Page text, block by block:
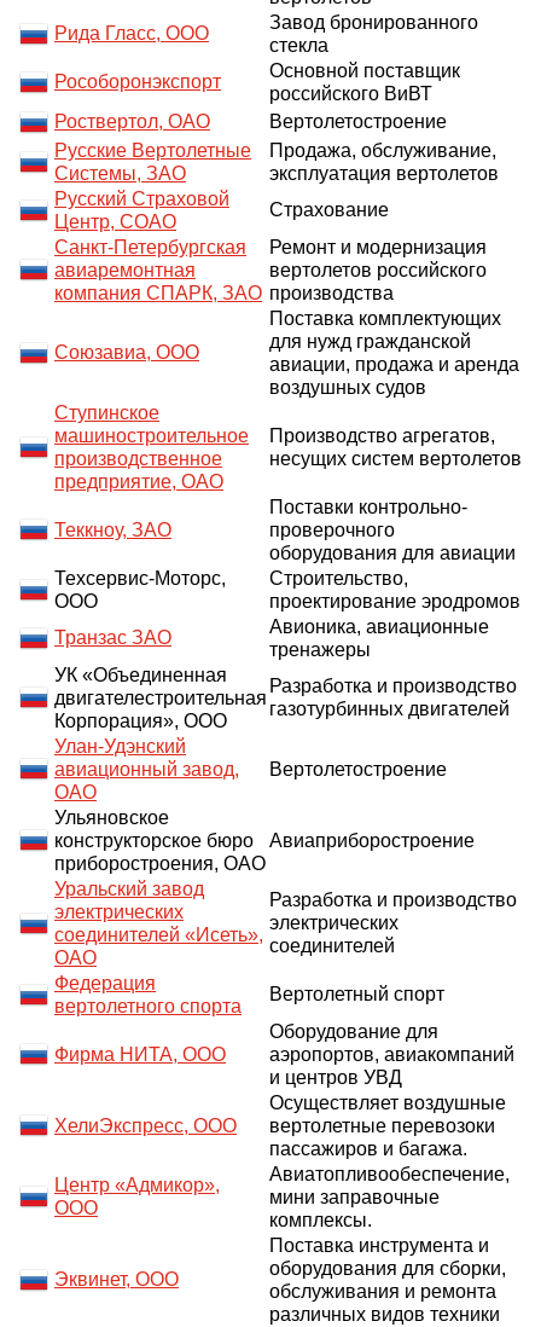
Рида Гласс, ООО
Завод бронированного
стекла
Рособоронэкспорт
Основной поставщик
российского ВиВТ
Роствертол, ОАО
Вертолетостроение
Русские Вертолетные
Системы, ЗАО
Продажа, обслуживание,
эксплуатация вертолетов
Русский Страховой
Центр, СОАО
Страхование
Санкт-Петербургская
авиаремонтная
компания СПАРК, ЗАО
Ремонт и модернизация
вертолетов российского
производства
Союзавиа, ООО
Поставка комплектующих
для нужд гражданской
авиации, продажа и аренда
воздушных судов
Ступинское
машиностроительное
производственное
предприятие, ОАО
Производство агрегатов,
несущих систем вертолетов
Теккноу, ЗАО
Поставки контрольно-
проверочного
оборудования для авиации
Техсервис-Моторс,
ООО
Строительство,
проектирование эродромов
Транзас ЗАО
Авионика, авиационные
тренажеры
УК «Объединенная
двигателестроительная
Корпорация», ООО
Разработка и производство
газотурбинных двигателей
Улан-Удэнский
авиационный завод,
ОАО
Вертолетостроение
Ульяновское
конструкторское бюро
приборостроения, ОАО
Авиаприборостроение
Уральский завод
электрических
соединителей «Исеть»,
ОАО
Разработка и производство
электрических
соединителей
Федерация
вертолетного спорта
Вертолетный спорт
Фирма НИТА, ООО
Оборудование для
аэропортов, авиакомпаний
и центров УВД
ХелиЭкспресс, ООО
Осуществляет воздушные
вертолетные перевозоки
пассажиров и багажа.
Центр «Адмикор»,
ООО
Авиатопливообеспечение,
мини заправочные
комплексы.
Эквинет, ООО
Поставка инструмента и
оборудования для сборки,
обслуживания и ремонта
различных видов техники